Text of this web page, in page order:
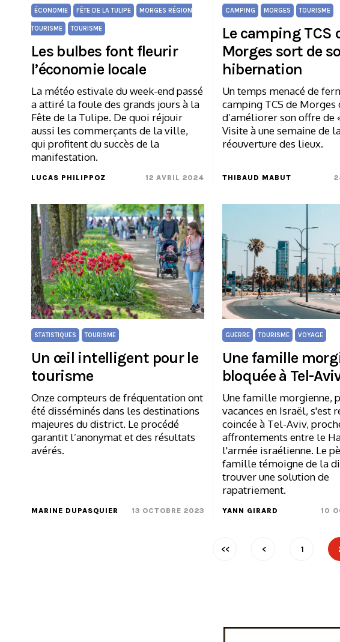
ÉCONOMIE FÊTE DE LA TULIPE MORGES RÉGION
TOURISME TOURISME
Les bulbes font fleurir
l’économie locale
La météo estivale du week-end passé
a attiré la foule des grands jours à la
Fête de la Tulipe. De quoi réjouir
aussi les commerçants de la ville,
qui profitent du succès de la
manifestation.
LUCAS PHILIPPOZ 12 AVRIL 2024
CAMPING MORGES TOURISME
Le camping TCS
Morges sort de
hibernation
Un temps menacé de
camping TCS de Morges
d’améliorer son offre de
Visite à une semaine de
réouverture des lieux.
THIBAUD MABUT
STATISTIQUES TOURISME
Un œil intelligent pour le
tourisme
Onze compteurs de fréquentation ont
été disséminés dans les destinations
majeures du district. Le procédé
garantit l’anonymat et des résultats
avérés.
MARINE DUPASQUIER 13 OCTOBRE 2023
GUERRE TOURISME VOYAGE
Une famille
bloquée à Tel-
Une famille morgienne,
vacances en Israël, s'est
coincée à Tel-Aviv,
affrontements entre le
l'armée israélienne. Le
famille témoigne de la
trouver une solution de
rapatriement.
YANN GIRARD 10
<< < 1